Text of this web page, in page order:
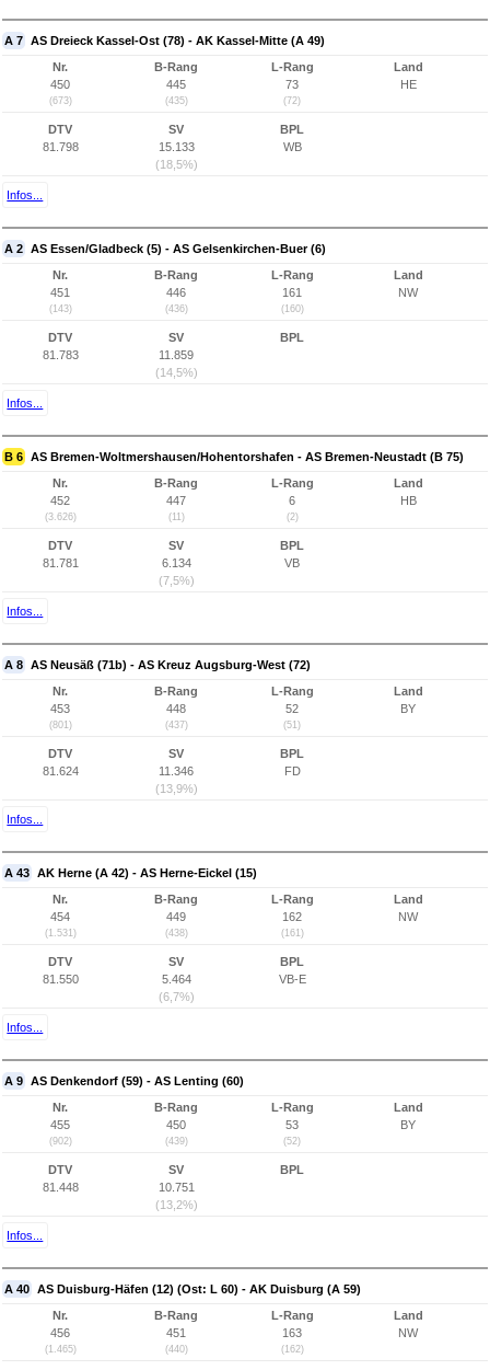
A 7 AS Dreieck Kassel-Ost (78) - AK Kassel-Mitte (A 49)
Nr.
450
(673)
B-Rang
445
(435)
L-Rang
73
(72)
Land
HE
DTV
81.798
SV
15.133
(18,5%)
BPL
WB
Infos...
A 2 AS Essen/Gladbeck (5) - AS Gelsenkirchen-Buer (6)
Nr.
451
(143)
B-Rang
446
(436)
L-Rang
161
(160)
Land
NW
DTV
81.783
SV
11.859
(14,5%)
BPL
Infos...
B 6 AS Bremen-Woltmershausen/Hohentorshafen - AS Bremen-Neustadt (B 75)
Nr.
452
(3.626)
B-Rang
447
(11)
L-Rang
6
(2)
Land
HB
DTV
81.781
SV
6.134
(7,5%)
BPL
VB
Infos...
A 8 AS Neusäß (71b) - AS Kreuz Augsburg-West (72)
Nr.
453
(801)
B-Rang
448
(437)
L-Rang
52
(51)
Land
BY
DTV
81.624
SV
11.346
(13,9%)
BPL
FD
Infos...
A 43 AK Herne (A 42) - AS Herne-Eickel (15)
Nr.
454
(1.531)
B-Rang
449
(438)
L-Rang
162
(161)
Land
NW
DTV
81.550
SV
5.464
(6,7%)
BPL
VB-E
Infos...
A 9 AS Denkendorf (59) - AS Lenting (60)
Nr.
455
(902)
B-Rang
450
(439)
L-Rang
53
(52)
Land
BY
DTV
81.448
SV
10.751
(13,2%)
BPL
Infos...
A 40 AS Duisburg-Häfen (12) (Ost: L 60) - AK Duisburg (A 59)
Nr.
456
(1.465)
B-Rang
451
(440)
L-Rang
163
(162)
Land
NW